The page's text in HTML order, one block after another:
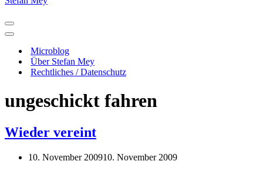
Navigationsmenü
Navigationsmenü
Microblog
Über Stefan Mey
Rechtliches / Datenschutz
ungeschickt fahren
Wieder vereint
10. November 200910. November 2009